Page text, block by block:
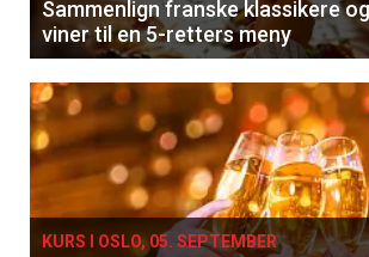
Sammenlign franske klassikere
viner til en 5-retters meny
KURS I OSLO, 05. SEPTEMBER